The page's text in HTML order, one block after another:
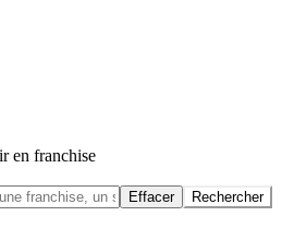
en franchise
Effacer Rechercher